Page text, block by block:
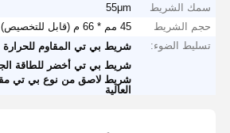
سمك الشريط
55μm
حجم الشريط
45 مم * 66 م (قابل للتخصيص)
تسليط الضوء:
شريط بي تي المقاوم للحرارة 55μm
شريط بي تي أخضر للطاقة
شريط لاصق من نوع بي تي
العالية